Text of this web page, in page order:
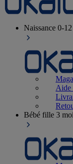
Naissance 0-
Aide
Bébé fille 3